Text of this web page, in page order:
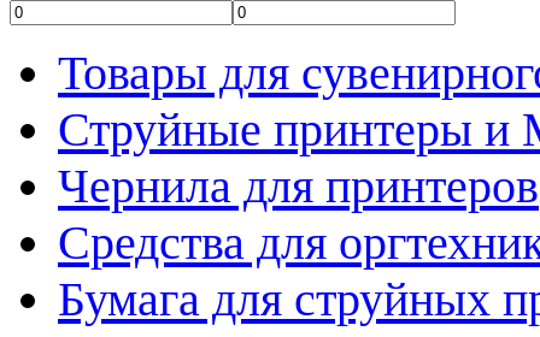
Товары для
Струйные принтеры
Чернила для принтеров
Средства для
Бумага для струйных